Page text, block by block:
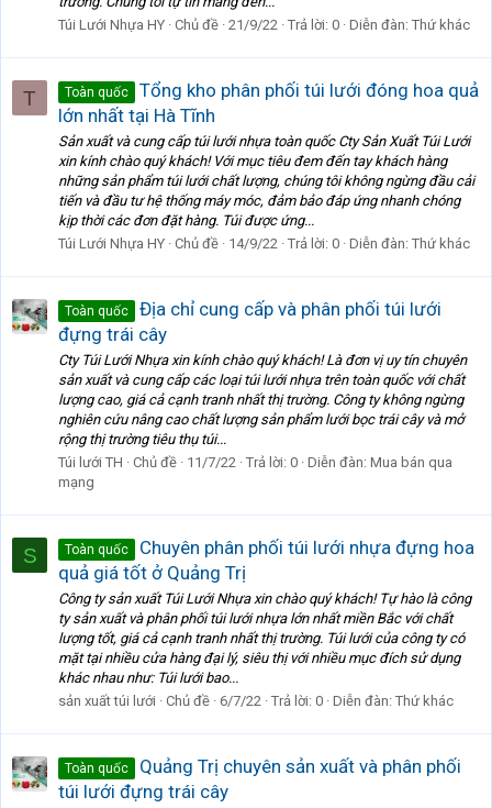
Túi Lưới Nhựa HY Chủ đề 21/9/22 Trả lời: 0 Diễn đàn: Thứ khác
T Toàn quốc
Tổng kho phân phối túi lưới đóng hoa quả
lớn nhất tại Hà Tĩnh
Sản xuất và cung cấp túi lưới nhựa toàn quốc Cty Sản Xuất Túi Lưới
xin kính chào quý khách! Với mục tiêu đem đến tay khách hàng
những sản phẩm túi lưới chất lượng, chúng tôi không ngừng đầu cải
tiến và đầu tư hệ thống máy móc, đảm bảo đáp ứng nhanh chóng
kịp thời các đơn đặt hàng. Túi được ứng...
Túi Lưới Nhựa HY Chủ đề 14/9/22 Trả lời: 0 Diễn đàn: Thứ khác
Toàn quốc
Địa chỉ cung cấp và phân phối túi lưới
đựng trái cây
Cty Túi Lưới Nhựa xin kính chào quý khách! Là đơn vị uy tín chuyên
sản xuất và cung cấp các loại túi lưới nhựa trên toàn quốc với chất
lượng cao, giá cả cạnh tranh nhất thị trường. Công ty không ngừng
nghiên cứu nâng cao chất lượng sản phẩm lưới bọc trái cây và mở
rộng thị trường tiêu thụ túi...
Túi lưới TH
Chủ đề 11/7/22 Trả lời: 0 Diễn đàn: Mua bán qua
mạng
S Toàn quốc
Chuyên phân phối túi lưới nhựa đựng hoa
quả giá tốt ở Quảng Trị
Công ty sản xuất Túi Lưới Nhựa xin chào quý khách! Tự hào là công
ty sản xuất và phân phối túi lưới nhựa lớn nhất miền Bắc với chất
lượng tốt, giá cả cạnh tranh nhất thị trường. Túi lưới của công ty có
mặt tại nhiều cửa hàng đại lý, siêu thị với nhiều mục đích sử dụng
khác nhau như: Túi lưới bao...
sản xuất túi lưới
Chủ đề 6/7/22 Trả lời: 0 Diễn đàn: Thứ khác
Toàn quốc
Quảng Trị chuyên sản xuất và phân phối
túi lưới đựng trái cây